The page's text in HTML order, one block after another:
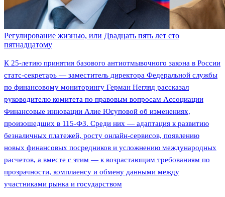
Регулирование жизнью, или Двадцать пять лет сто
пятнадцатому
К 25-летию принятия базового антиотмывочного закона в России
статс-секретарь — заместитель директора Федеральной службы
по финансовому мониторингу Герман Негляд рассказал
руководителю комитета по правовым вопросам Ассоциации
Финансовые инновации Алие Юсуповой об изменениях,
произошедших в 115-ФЗ. Среди них — адаптация к развитию
безналичных платежей, росту онлайн-сервисов, появлению
новых финансовых посредников и усложнению международных
расчетов, а вместе с этим — к возрастающим требованиям по
прозрачности, комплаенсу и обмену данными между
участниками рынка и государством